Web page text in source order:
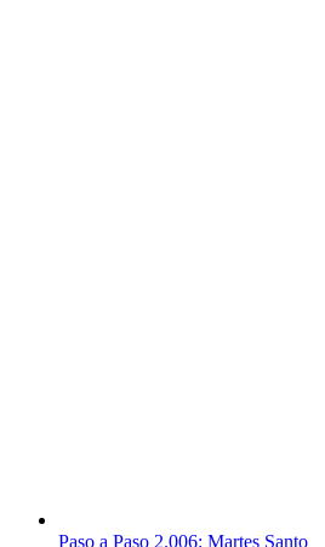
Paso a Paso 2.006: Martes Santo